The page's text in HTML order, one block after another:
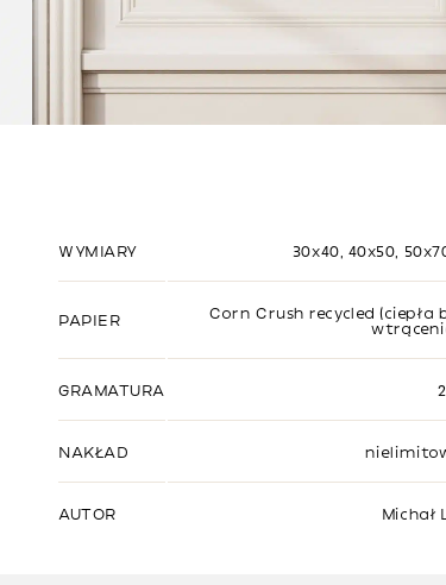
WYMIARY 30x40, 40x50,
PAPIER
Corn Crush recycled (ciepła
GRAMATURA
NAKŁAD
AUTOR Michał